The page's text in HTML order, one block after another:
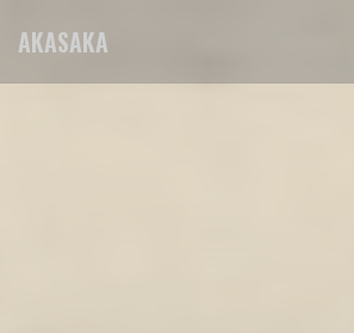
AKASAKA